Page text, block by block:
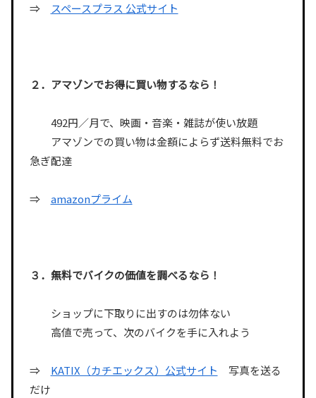
⇒
スペースプラス 公式サイト
２．アマゾンでお得に買い物するなら！
492円／月で、映画・音楽・雑誌が使い放題
アマゾンでの買い物は金額によらず送料無料でお
急ぎ配達
⇒ amazonプライム
３．無料でバイクの価値を調べるなら！
ショップに下取りに出すのは勿体ない
高値で売って、次のバイクを手に入れよう
⇒ KATIX（カチエックス）公式サイト 写真を送る
だけ